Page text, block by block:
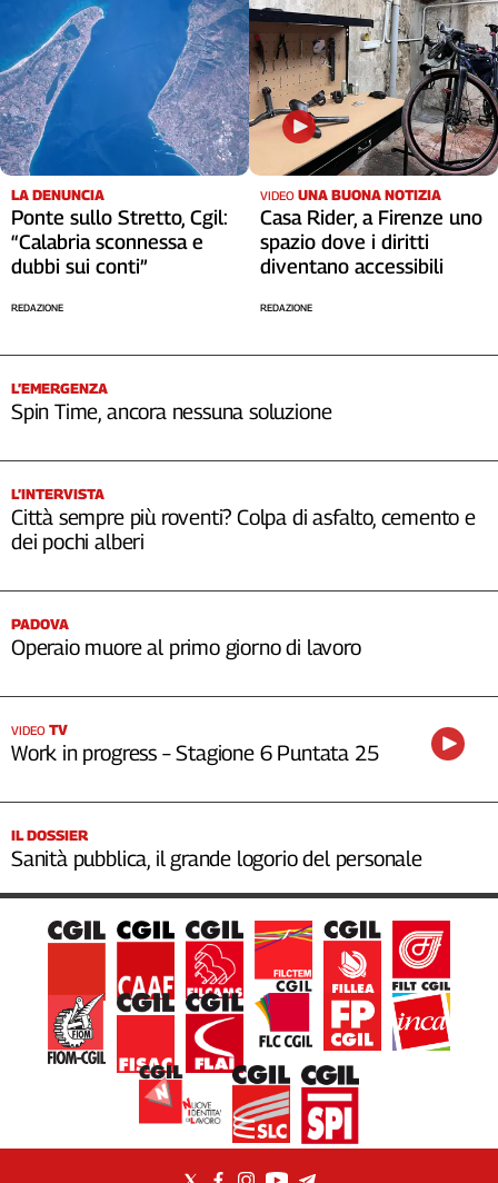
LA DENUNCIA
Ponte sullo Stretto, Cgil:
“Calabria sconnessa e
dubbi sui conti”
REDAZIONE
VIDEO UNA BUONA NOTIZIA
Casa Rider, a Firenze uno
spazio dove i diritti
diventano accessibili
REDAZIONE
L’EMERGENZA
Spin Time, ancora nessuna soluzione
L’INTERVISTA
Città sempre più roventi? Colpa di asfalto, cemento e
dei pochi alberi
PADOVA
Operaio muore al primo giorno di lavoro
VIDEO TV
Work in progress – Stagione 6 Puntata 25
IL DOSSIER
Sanità pubblica, il grande logorio del personale